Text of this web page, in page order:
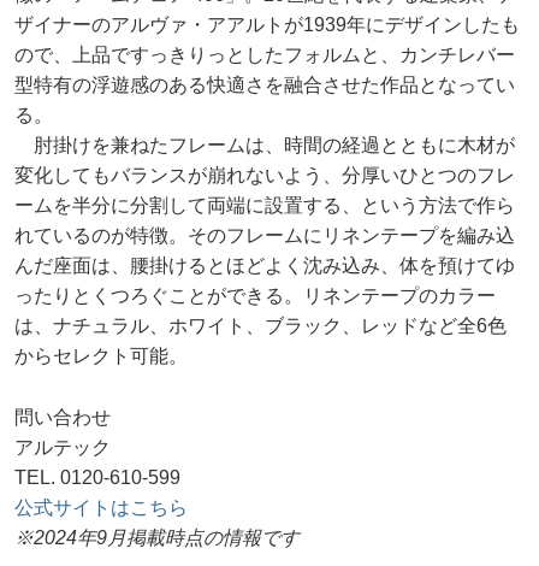
ザイナーのアルヴァ・アアルトが1939年にデザインしたも
ので、上品ですっきりっとしたフォルムと、カンチレバー
型特有の浮遊感のある快適さを融合させた作品となってい
る。
肘掛けを兼ねたフレームは、時間の経過とともに木材が
変化してもバランスが崩れないよう、分厚いひとつのフレ
ームを半分に分割して両端に設置する、という方法で作ら
れているのが特徴。そのフレームにリネンテープを編み込
んだ座面は、腰掛けるとほどよく沈み込み、体を預けてゆ
ったりとくつろぐことができる。リネンテープのカラー
は、ナチュラル、ホワイト、ブラック、レッドなど全6色
からセレクト可能。
問い合わせ
アルテック
TEL. 0120-610-599
公式サイトはこちら
※2024年9月掲載時点の情報です